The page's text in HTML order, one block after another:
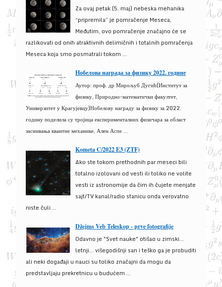
Za ovaj petak (5. maj) nebeska mehanika
“pripremila” je pomračenje Meseca,
Međutim, ovo pomračenje značajno će se
razlikovati od onih atraktivnih delimičnih i totalnih pomračenja
Meseca koja smo posmatrali tokom ...
Нобелова награда за физику 2022. године
Аутор: проф. др Мирољуб Дугић(Институт за
физику, Природно-математички факултет,
Универзитет у Крагујевцу)Нобелову награду за физику за 2022.
годину поделила су тројица експерименталних физичара за област
заснивања квантне механике, Ален Аспе ...
Kometa C/2022 E3 (ZTF)
Ako ste tokom prethodnih par meseci bili
totalno izolovani od vesti ili toliko ne volite
vesti iz astronomije da čim ih čujete menjate
sajt/TV kanal/radio stanicu onda verovatno
niste čuli ...
Džejms Veb Teleskop - prve fotografije
Odavno je "Svet nauke" otišao u zimski...
letnji... višegodišnji san i teško ga je probuditi
ali neki događaji u nauci su toliko značajni da mogu da
predstavljaju prekretnicu u budućem ...